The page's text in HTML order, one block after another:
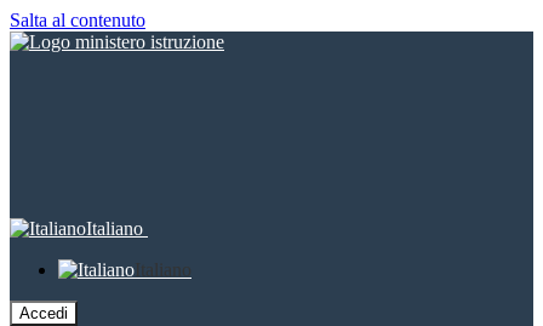
Salta al contenuto
Italiano
Italiano
Accedi